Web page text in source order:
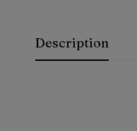
Description